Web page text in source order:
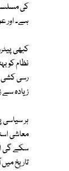
کی مسلسل
ہے۔ اور
کبھی
نظام کو
رسی کشی
زیادہ
ہر
معاشی
سکے گی
تاریخ